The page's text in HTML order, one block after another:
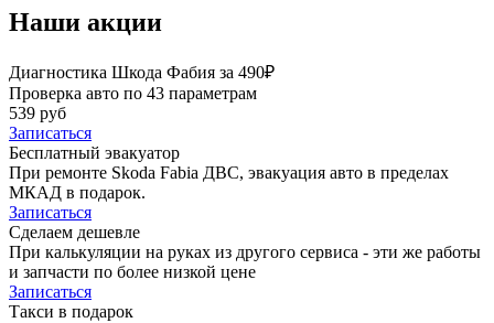
Наши акции
Диагностика Шкода Фабия за 490₽
Проверка авто по 43 параметрам
539 руб
Записаться
Бесплатный эвакуатор
При ремонте Skoda Fabia ДВС, эвакуация авто в пределах
МКАД в подарок.
Записаться
Сделаем дешевле
При калькуляции на руках из другого сервиса - эти же работы
и запчасти по более низкой цене
Записаться
Такси в подарок